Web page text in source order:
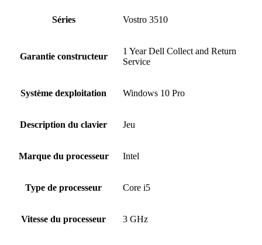
Séries ‎Vostro 3510
Garantie constructeur
‎1 Year Dell Collect and Return
Service
Système dexploitation ‎Windows 10 Pro
Description du clavier ‎Jeu
Marque du processeur ‎Intel
Type de processeur ‎Core i5
Vitesse du processeur ‎3 GHz